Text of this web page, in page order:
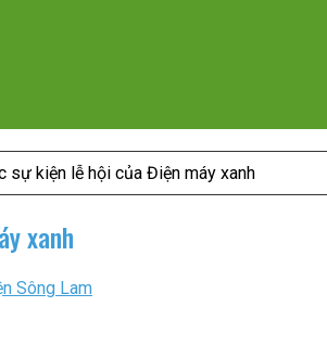
sự kiện lễ hội của Điện máy xanh
xanh
Sông Lam